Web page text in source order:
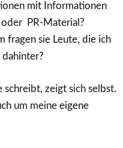
mit Informationen
oder PR-Material?
fragen sie Leute, die ich
schreibt, zeigt sich selbst.
um meine eigene